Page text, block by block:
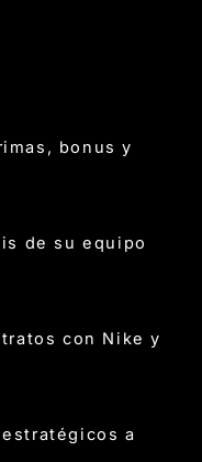
bonus y
de su equipo
con Nike y
a